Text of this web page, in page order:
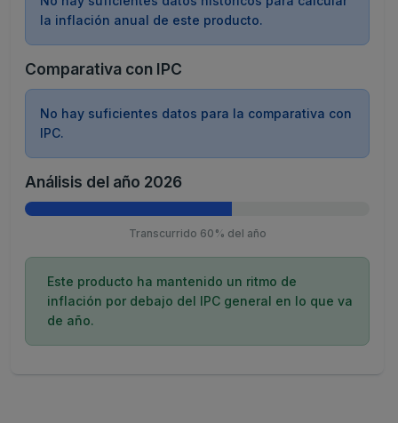
la inflación anual de este producto.
Comparativa con IPC
No hay suficientes datos para la comparativa con
IPC.
Análisis del año 2026
Transcurrido 60% del año
Este producto ha mantenido un ritmo de
inflación por debajo del IPC general en lo que va
de año.